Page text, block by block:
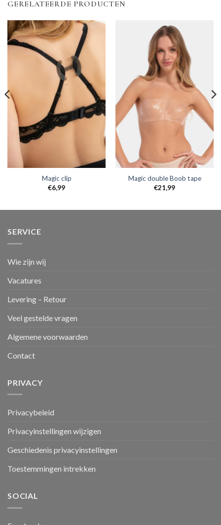
GERELATEERDE PRODUCTEN
Magic clip
€6,99
Magic double Boob tape
€21,99
SERVICE
Wie zijn wij
Vacatures
Levering – Retour
Veel gestelde vragen
Algemene voorwaarden
Contact
PRIVACY
Privacybeleid
Privacyinstellingen wijzigen
Geschiedenis privacyinstellingen
Toestemmingen intrekken
SOCIAL